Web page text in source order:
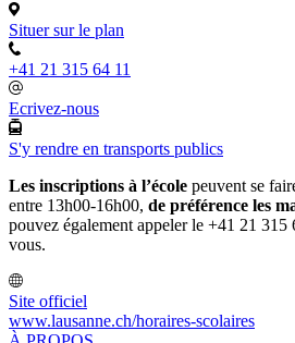
Situer sur le plan
+41 21 315 64 11
Ecrivez-nous
S'y rendre en transports publics
Les inscriptions à l’école peuvent se
entre 13h00-16h00, de préférence les
pouvez également appeler le +41 21
vous.
Site officiel
www.lausanne.ch/horaires-scolaires